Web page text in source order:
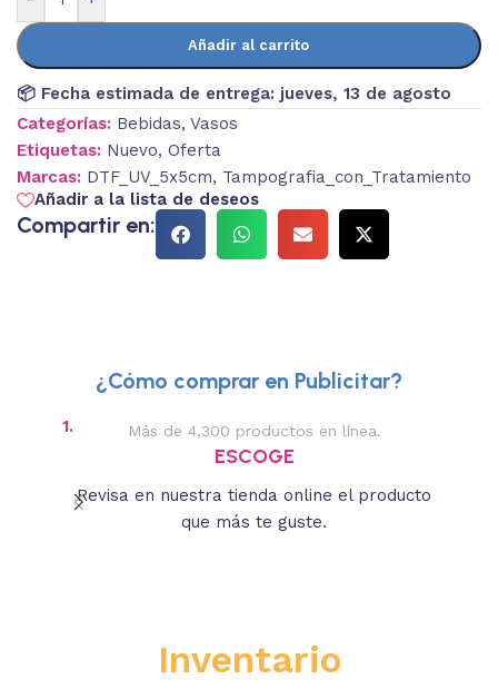
Añadir al carrito
📦 Fecha estimada de entrega: jueves, 13 de agosto
Categorías: Bebidas, Vasos
Etiquetas: Nuevo, Oferta
Marcas: DTF_UV_5x5cm, Tampografia_con_Tratamiento
Añadir a la lista de deseos
Compartir en:
¿Cómo comprar en Publicitar?
1. Más de 4,300 productos en línea.
ESCOGE
Revisa en nuestra tienda online el producto
que más te guste.
Inventario